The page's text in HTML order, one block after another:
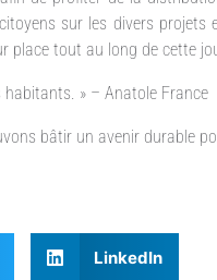
sur les divers projets
place tout au long de cette
habitants. » – Anatole France
bâtir un avenir durable
LinkedIn